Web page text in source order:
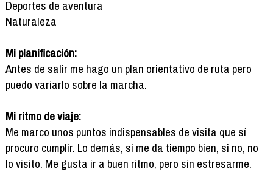
Deportes de aventura
Naturaleza
Mi planificación:
Antes de salir me hago un plan orientativo de ruta pero
puedo variarlo sobre la marcha.
Mi ritmo de viaje:
Me marco unos puntos indispensables de visita que sí
procuro cumplir. Lo demás, si me da tiempo bien, si no, no
lo visito. Me gusta ir a buen ritmo, pero sin estresarme.